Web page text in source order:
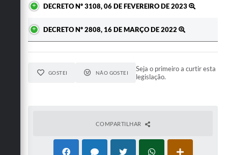
DECRETO Nº 3108, 06 DE FEVEREIRO DE 2023
DECRETO Nº 2808, 16 DE MARÇO DE 2022
GOSTEI NÃO GOSTEI
Seja o primeiro a curtir esta
legislação.
COMPARTILHAR